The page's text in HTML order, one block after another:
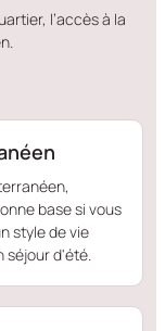
l’accès à la
base si vous
style de vie
séjour d'été.